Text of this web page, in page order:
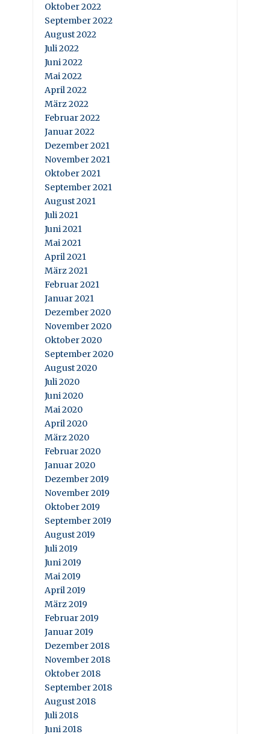
Oktober 2022
September 2022
August 2022
Juli 2022
Juni 2022
Mai 2022
April 2022
März 2022
Februar 2022
Januar 2022
Dezember 2021
November 2021
Oktober 2021
September 2021
August 2021
Juli 2021
Juni 2021
Mai 2021
April 2021
März 2021
Februar 2021
Januar 2021
Dezember 2020
November 2020
Oktober 2020
September 2020
August 2020
Juli 2020
Juni 2020
Mai 2020
April 2020
März 2020
Februar 2020
Januar 2020
Dezember 2019
November 2019
Oktober 2019
September 2019
August 2019
Juli 2019
Juni 2019
Mai 2019
April 2019
März 2019
Februar 2019
Januar 2019
Dezember 2018
November 2018
Oktober 2018
September 2018
August 2018
Juli 2018
Juni 2018